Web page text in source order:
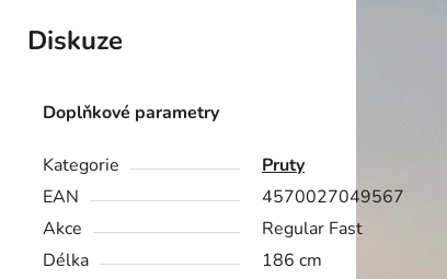
Diskuze
Doplňkové parametry
Kategorie
Pruty
EAN
4570027049567
Akce
Regular Fast
Délka
186 cm